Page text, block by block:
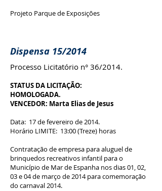
Projeto Parque de Exposições
Dispensa 15/2014
Processo Licitatório n° 36/2014.
STATUS DA LICITAÇÃO:
HOMOLOGADA.
VENCEDOR: Marta Elias de Jesus
Data: 17 de fevereiro de 2014.
Horário LIMITE: 13:00 (Treze) horas
Contratação de empresa para aluguel de
brinquedos recreativos infantil para o
Município de Mar de Espanha nos dias 01, 02,
03 e 04 de março de 2014 para comemoração
do carnaval 2014.